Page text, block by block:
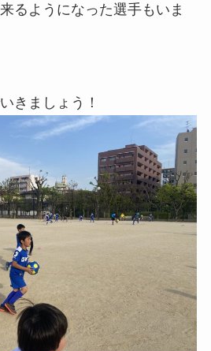
るようになった選手もいま
きましょう！